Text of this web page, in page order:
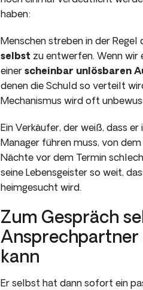
haben:
Menschen streben in der
selbst zu ent­werfen. Wenn wir
einer scheinbar unlösbaren
denen die Schuld so verteilt
Mechanismus wird oft
Ein Verkäufer, der weiß, dass er
Manager führen muss, von dem
Nächte vor dem Termin
seine Lebensgeister so weit,
heimgesucht wird.
Zum Ge­spräch
kann
Er selbst hat dann sofort ein